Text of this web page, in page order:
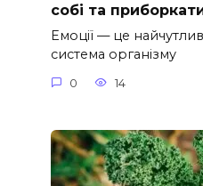
собі та
Емоції — це
система організму
0 14